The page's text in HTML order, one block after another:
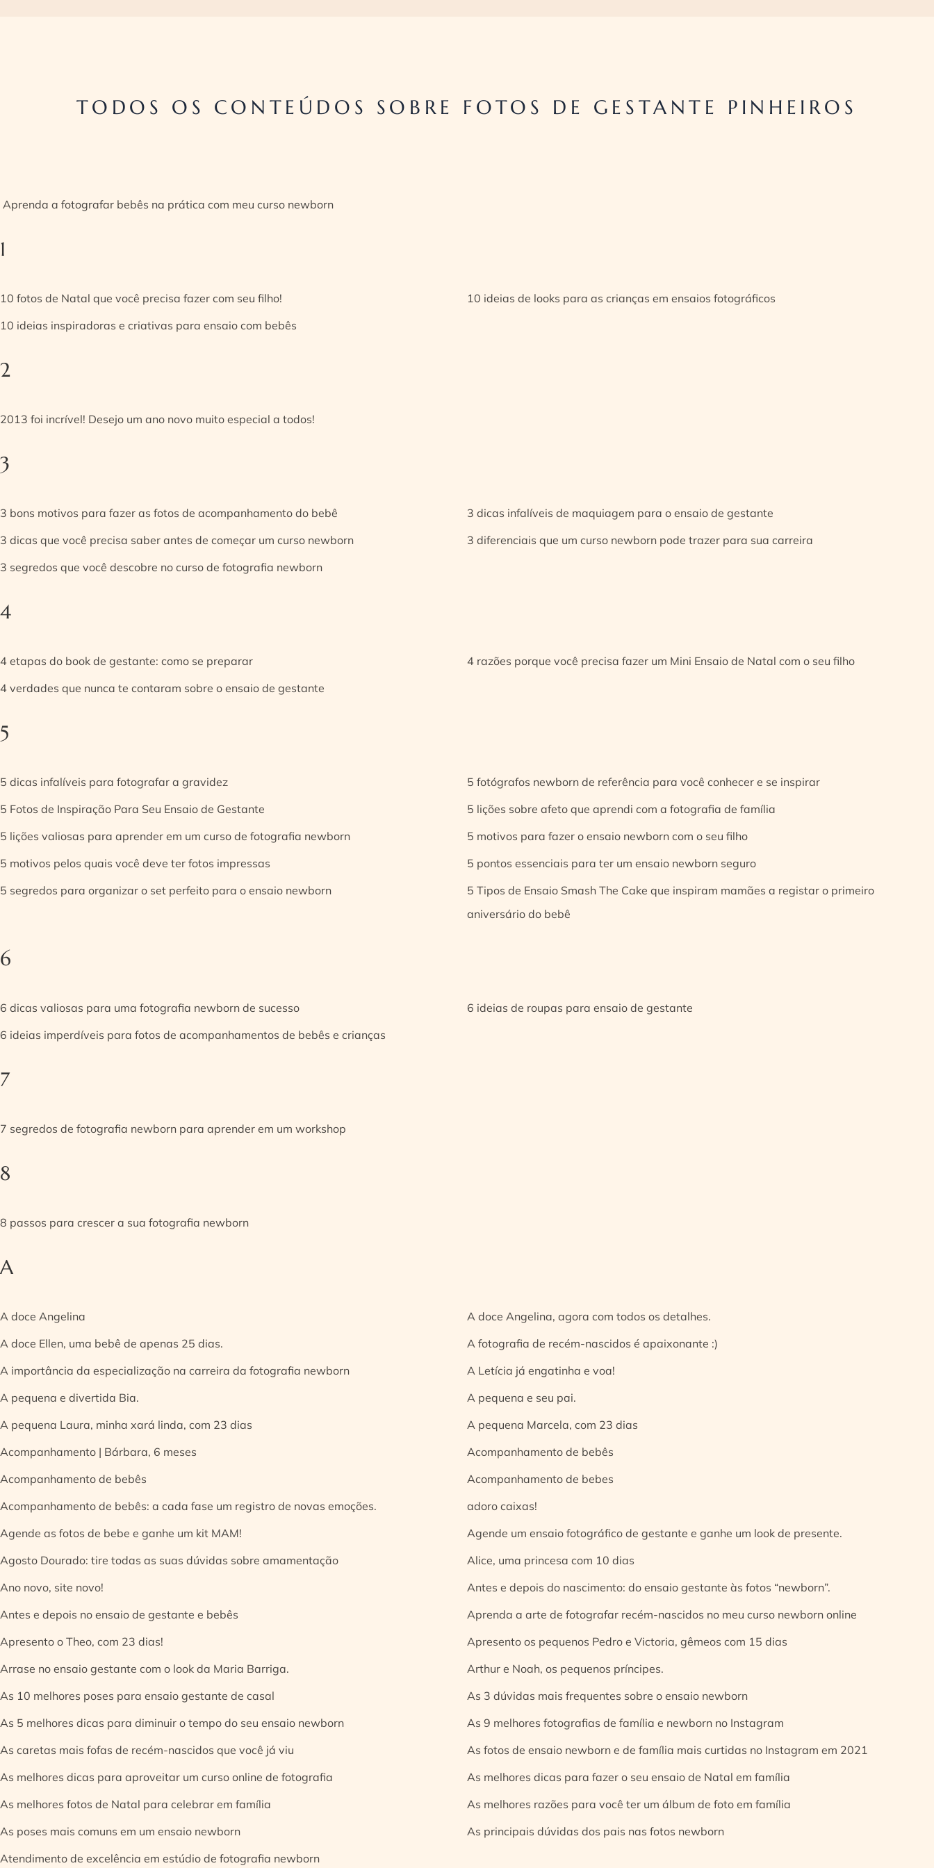
TODOS OS CONTEÚDOS SOBRE FOTOS DE GESTANTE PINHEIROS
Aprenda a fotografar bebês na prática com meu curso newborn
1
10 fotos de Natal que você precisa fazer com seu filho!
10 ideias de looks para as crianças em ensaios fotográficos
10 ideias inspiradoras e criativas para ensaio com bebês
2
2013 foi incrível! Desejo um ano novo muito especial a todos!
3
3 bons motivos para fazer as fotos de acompanhamento do bebê
3 dicas infalíveis de maquiagem para o ensaio de gestante
3 dicas que você precisa saber antes de começar um curso newborn
3 diferenciais que um curso newborn pode trazer para sua carreira
3 segredos que você descobre no curso de fotografia newborn
4
4 etapas do book de gestante: como se preparar
4 razões porque você precisa fazer um Mini Ensaio de Natal com o seu filho
4 verdades que nunca te contaram sobre o ensaio de gestante
5
5 dicas infalíveis para fotografar a gravidez
5 fotógrafos newborn de referência para você conhecer e se inspirar
5 Fotos de Inspiração Para Seu Ensaio de Gestante
5 lições sobre afeto que aprendi com a fotografia de família
5 lições valiosas para aprender em um curso de fotografia newborn
5 motivos para fazer o ensaio newborn com o seu filho
5 motivos pelos quais você deve ter fotos impressas
5 pontos essenciais para ter um ensaio newborn seguro
5 segredos para organizar o set perfeito para o ensaio newborn
5 Tipos de Ensaio Smash The Cake que inspiram mamães a registar o primeiro
aniversário do bebê
6
6 dicas valiosas para uma fotografia newborn de sucesso
6 ideias de roupas para ensaio de gestante
6 ideias imperdíveis para fotos de acompanhamentos de bebês e crianças
7
7 segredos de fotografia newborn para aprender em um workshop
8
8 passos para crescer a sua fotografia newborn
A
A doce Angelina
A doce Angelina, agora com todos os detalhes.
A doce Ellen, uma bebê de apenas 25 dias.
A fotografia de recém-nascidos é apaixonante :)
A importância da especialização na carreira da fotografia newborn
A Letícia já engatinha e voa!
A pequena e divertida Bia.
A pequena e seu pai.
A pequena Laura, minha xará linda, com 23 dias
A pequena Marcela, com 23 dias
Acompanhamento | Bárbara, 6 meses
Acompanhamento de bebês
Acompanhamento de bebês
Acompanhamento de bebes
Acompanhamento de bebês: a cada fase um registro de novas emoções.
adoro caixas!
Agende as fotos de bebe e ganhe um kit MAM!
Agende um ensaio fotográfico de gestante e ganhe um look de presente.
Agosto Dourado: tire todas as suas dúvidas sobre amamentação
Alice, uma princesa com 10 dias
Ano novo, site novo!
Antes e depois do nascimento: do ensaio gestante às fotos “newborn”.
Antes e depois no ensaio de gestante e bebês
Aprenda a arte de fotografar recém-nascidos no meu curso newborn online
Apresento o Theo, com 23 dias!
Apresento os pequenos Pedro e Victoria, gêmeos com 15 dias
Arrase no ensaio gestante com o look da Maria Barriga.
Arthur e Noah, os pequenos príncipes.
As 10 melhores poses para ensaio gestante de casal
As 3 dúvidas mais frequentes sobre o ensaio newborn
As 5 melhores dicas para diminuir o tempo do seu ensaio newborn
As 9 melhores fotografias de família e newborn no Instagram
As caretas mais fofas de recém-nascidos que você já viu
As fotos de ensaio newborn e de família mais curtidas no Instagram em 2021
As melhores dicas para aproveitar um curso online de fotografia
As melhores dicas para fazer o seu ensaio de Natal em família
As melhores fotos de Natal para celebrar em família
As melhores razões para você ter um álbum de foto em família
As poses mais comuns em um ensaio newborn
As principais dúvidas dos pais nas fotos newborn
Atendimento de excelência em estúdio de fotografia newborn